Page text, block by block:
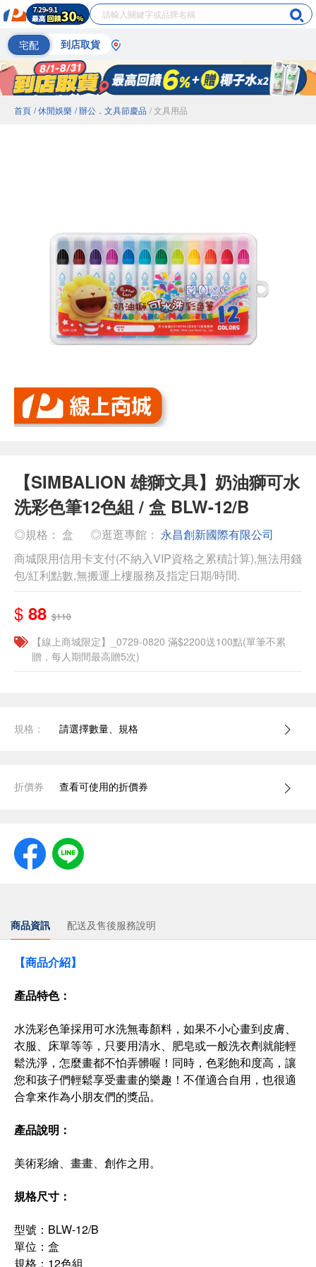
宅配 到店取貨
首頁 / 休閒娛樂 / 辦公．文具節慶品 / 文具用品
【SIMBALION 雄獅文具】奶油獅可水
洗彩色筆12色組 / 盒 BLW-12/B
◎規格： 盒 ◎逛逛專館： 永昌創新國際有限公司
商城限用信用卡支付(不納入VIP資格之累積計算),無法用錢
包/紅利點數,無搬運上樓服務及指定日期/時間.
$ 88 $110
【線上商城限定】_0729-0820 滿$2200送100點(單筆不累
贈，每人期間最高贈5次)
規格： 請選擇數量、規格
折價券 查看可使用的折價券
商品資訊 配送及售後服務說明
【商品介紹】
產品特色：
水洗彩色筆採用可水洗無毒顏料，如果不小心畫到皮膚、
衣服、床單等等，只要用清水、肥皂或一般洗衣劑就能輕
鬆洗淨，怎麼畫都不怕弄髒喔！同時，色彩飽和度高，讓
您和孩子們輕鬆享受畫畫的樂趣！不僅適合自用，也很適
合拿來作為小朋友們的獎品。
產品說明：
美術彩繪、畫畫、創作之用。
規格尺寸：
型號：BLW-12/B
單位：盒
規格：12色組